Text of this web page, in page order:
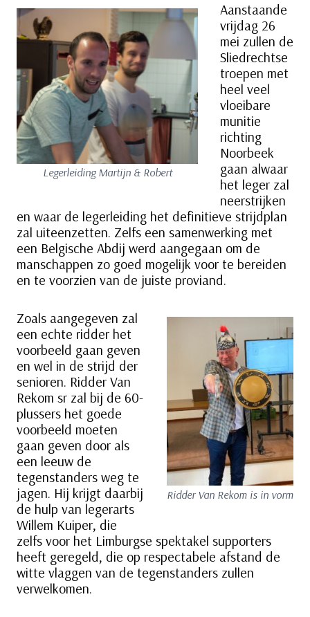
Legerleiding Martijn & Robert
Aanstaande
vrijdag 26
mei zullen de
Sliedrechtse
troepen met
heel veel
vloeibare
munitie
richting
Noorbeek
gaan alwaar
het leger zal
neerstrijken
en waar de legerleiding het definitieve strijdplan
zal uiteenzetten. Zelfs een samenwerking met
een Belgische Abdij werd aangegaan om de
manschappen zo goed mogelijk voor te bereiden
en te voorzien van de juiste proviand.
Ridder Van Rekom is in vorm
Zoals aangegeven zal
een echte ridder het
voorbeeld gaan geven
en wel in de strijd der
senioren. Ridder Van
Rekom sr zal bij de 60-
plussers het goede
voorbeeld moeten
gaan geven door als
een leeuw de
tegenstanders weg te
jagen. Hij krijgt daarbij
de hulp van legerarts
Willem Kuiper, die
zelfs voor het Limburgse spektakel supporters
heeft geregeld, die op respectabele afstand de
witte vlaggen van de tegenstanders zullen
verwelkomen.